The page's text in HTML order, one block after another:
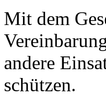
Mit dem
andere
schützen.